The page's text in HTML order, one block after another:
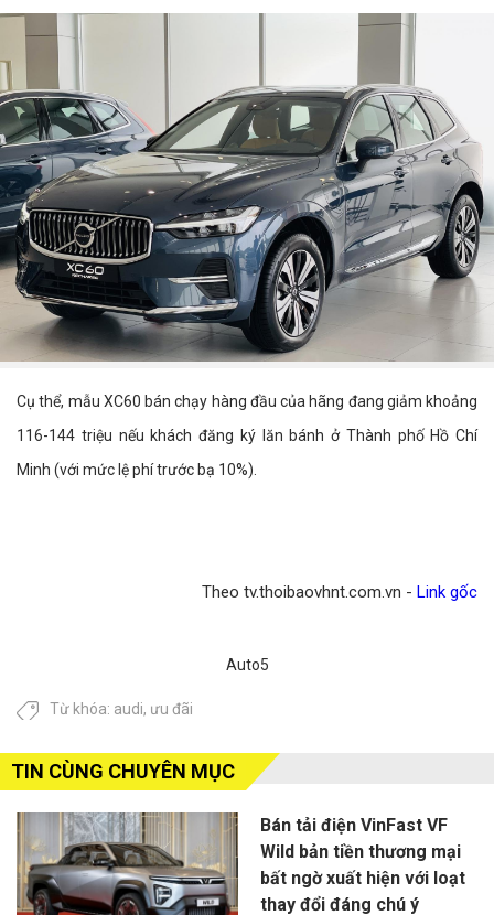
Cụ thể, mẫu XC60 bán chạy hàng đầu của hãng đang giảm khoảng
116-144 triệu nếu khách đăng ký lăn bánh ở Thành phố Hồ Chí
Minh (với mức lệ phí trước bạ 10%).
Theo tv.thoibaovhnt.com.vn - Link gốc
Auto5
Từ khóa: audi, ưu đãi
TIN CÙNG CHUYÊN MỤC
Bán tải điện VinFast VF
Wild bản tiền thương mại
bất ngờ xuất hiện với loạt
thay đổi đáng chú ý